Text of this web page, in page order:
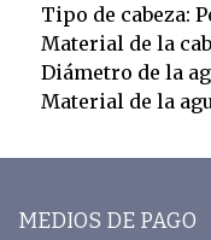
Tipo de cabeza:
Material de la
Diámetro de la
Material de la
MEDIOS DE PAGO